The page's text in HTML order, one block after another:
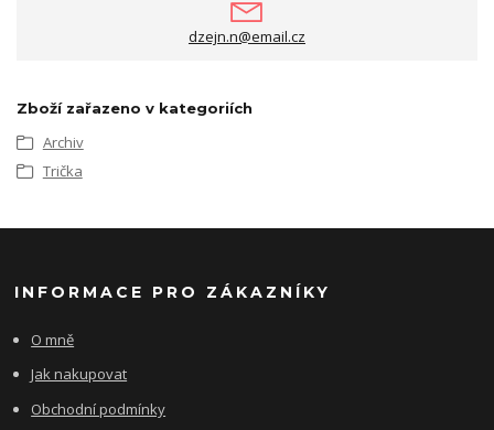
dzejn.n@email.cz
Zboží zařazeno v kategoriích
Archiv
Trička
INFORMACE PRO ZÁKAZNÍKY
O mně
Jak nakupovat
Obchodní podmínky